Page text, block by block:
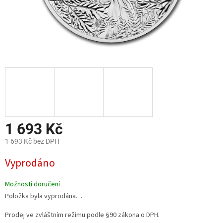
1 693 Kč
1 693 Kč bez DPH
cena:
Vyprodáno
Možnosti doručení
Položka byla vyprodána…
Prodej ve zvláštním režimu podle §90 zákona o DPH.